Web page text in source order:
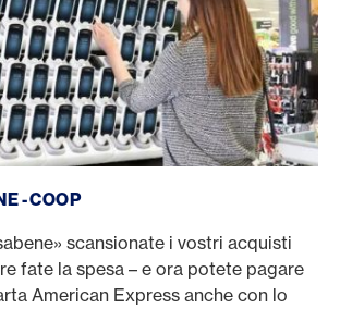
- COOP
scansionate i vostri acquisti
fate la spesa – e ora potete pagare
American Express anche con lo